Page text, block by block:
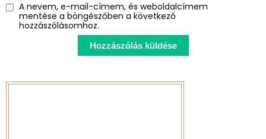
A nevem, e-mail-címem, és weboldalcímem
mentése a böngészőben a következő
hozzászólásomhoz.